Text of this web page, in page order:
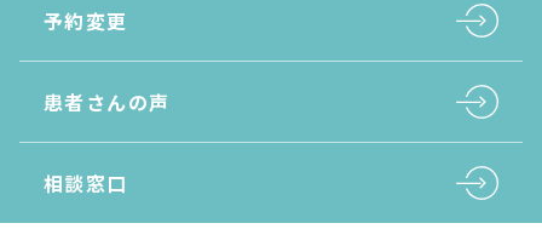
予約変更
患者さんの声
相談窓口